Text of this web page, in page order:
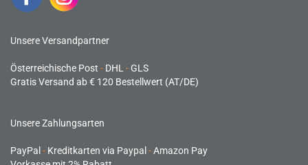
Unsere Versandpartner
Österreichische Post - DHL -GLS
Gratis Versand ab € 120 Bestellwert (AT/DE)
Unsere Zahlungsarten
PayPal - Kreditkarten via Paypal -Amazon Pay